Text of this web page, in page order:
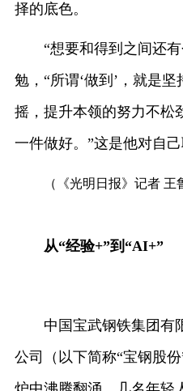
择的底色。
“想要和得到之间还有
勉，“所谓‘做到’，就是
摇，提升本领的努力不松
一件做好。”这是他对自
（《光明日报》记者 王
从“经验+”到“AI+”
中国宝武钢铁集团有
公司（以下简称“宝钢股